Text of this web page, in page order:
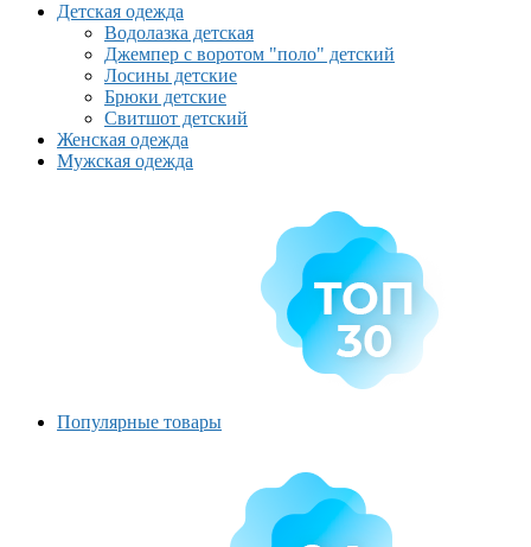
Детская одежда
Водолазка детская
Джемпер с воротом "поло" детский
Лосины детские
Брюки детские
Свитшот детский
Женская одежда
Мужская одежда
Популярные товары